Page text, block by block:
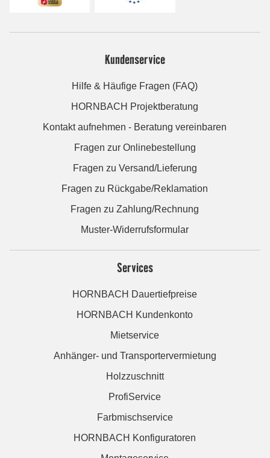
Kundenservice
Hilfe & Häufige Fragen (FAQ)
HORNBACH Projektberatung
Kontakt aufnehmen - Beratung vereinbaren
Fragen zur Onlinebestellung
Fragen zu Versand/Lieferung
Fragen zu Rückgabe/Reklamation
Fragen zu Zahlung/Rechnung
Muster-Widerrufsformular
Services
HORNBACH Dauertiefpreise
HORNBACH Kundenkonto
Mietservice
Anhänger- und Transportervermietung
Holzzuschnitt
ProfiService
Farbmischservice
HORNBACH Konfiguratoren